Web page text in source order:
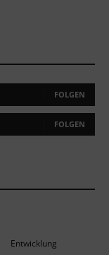
FOLGEN
FOLGEN
Entwicklung